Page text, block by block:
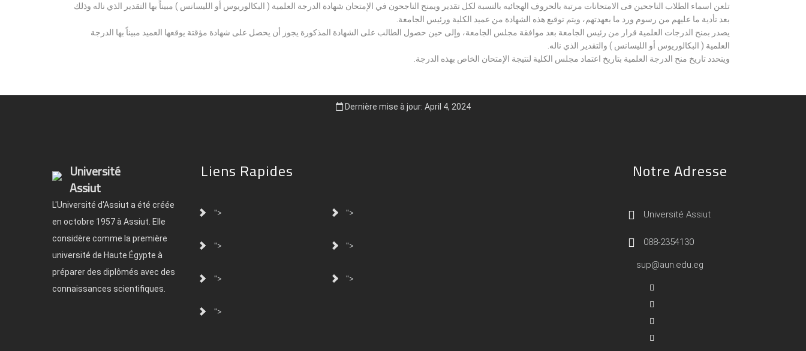
تلعن اسماء الطلاب الناجحين فى الامتحانات مرتبة بالحروف الهجائيه بالنسبة لكل تقدير ويمنح الناجحون في الإمتحان شهادة الدرجة العلمية ( البكالوريوس أو الليسانس ) مبيناً بها التقدير الذي ناله وذلك
بعد تأدية ما عليهم من رسوم ورد ما بعهدتهم، ويتم توقيع هذه الشهادة من عميد الكلية ورئيس الجامعة.
يصدر بمنح الدرجات العلمية قرار من رئيس الجامعة بعد موافقة مجلس الجامعة، وإلى حين حصول الطالب على الشهادة المذكورة يجوز أن يحصل على شهادة مؤقتة يوقعها العميد مبيناً بها الدرجة
العلمية ( البكالوريوس أو الليسانس ) والتقدير الذي ناله.
ويتحدد تاريخ منح الدرجة العلمية بتاريخ اعتماد مجلس الكلية لنتيجة الإمتحان الخاص بهذه الدرجة.
Dernière mise à jour: April 4, 2024
Université
Assiut
L'Université d'Assiut a été créée
en octobre 1957 à Assiut. Elle
considère comme la première
université de Haute Égypte à
préparer des diplômés avec des
connaissances scientifiques.
Liens Rapides
"> ">
"> ">
"> ">
">
Notre Adresse
Université Assiut
088-2354130
sup@aun.edu.eg